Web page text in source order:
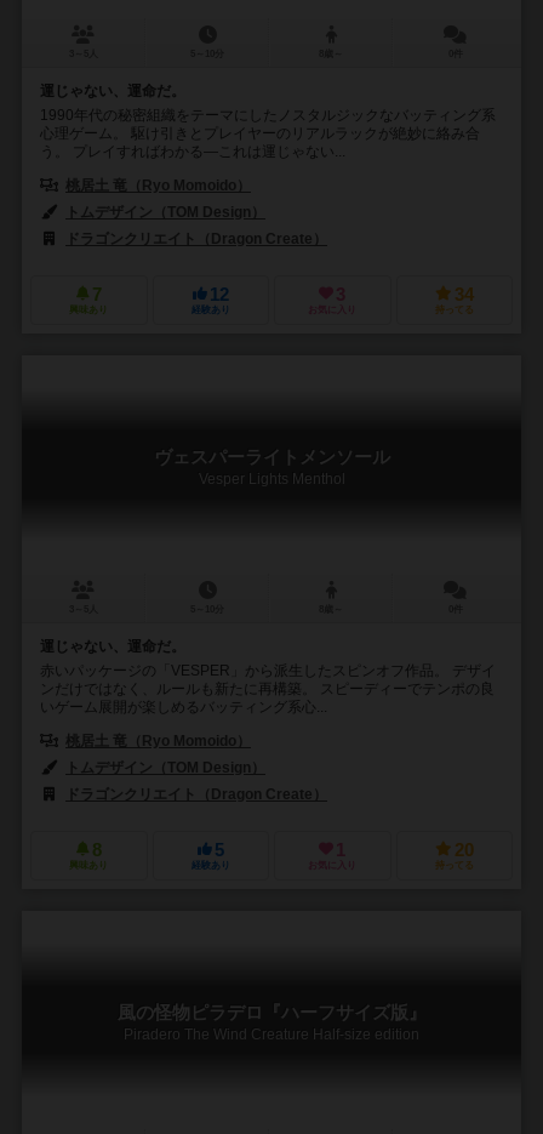
運じゃない、運命だ。
1990年代の秘密組織をテーマにしたノスタルジックなバッティング系
心理ゲーム。 駆け引きとプレイヤーのリアルラックが絶妙に絡み合
う。 プレイすればわかる—これは運じゃない...
桃居土 竜（Ryo Momoido）
トムデザイン（TOM Design）
ドラゴンクリエイト（Dragon Create）
7
興味あり
12
経験あり
3
お気に入り
34
持ってる
ヴェスパーライトメンソール
Vesper Lights Menthol
運じゃない、運命だ。
赤いパッケージの「VESPER」から派生したスピンオフ作品。 デザイ
ンだけではなく、ルールも新たに再構築。 スピーディーでテンポの良
いゲーム展開が楽しめるバッティング系心...
桃居土 竜（Ryo Momoido）
トムデザイン（TOM Design）
ドラゴンクリエイト（Dragon Create）
8
興味あり
5
経験あり
1
お気に入り
20
持ってる
風の怪物ピラデロ『ハーフサイズ版』
Piradero The Wind Creature Half-size edition